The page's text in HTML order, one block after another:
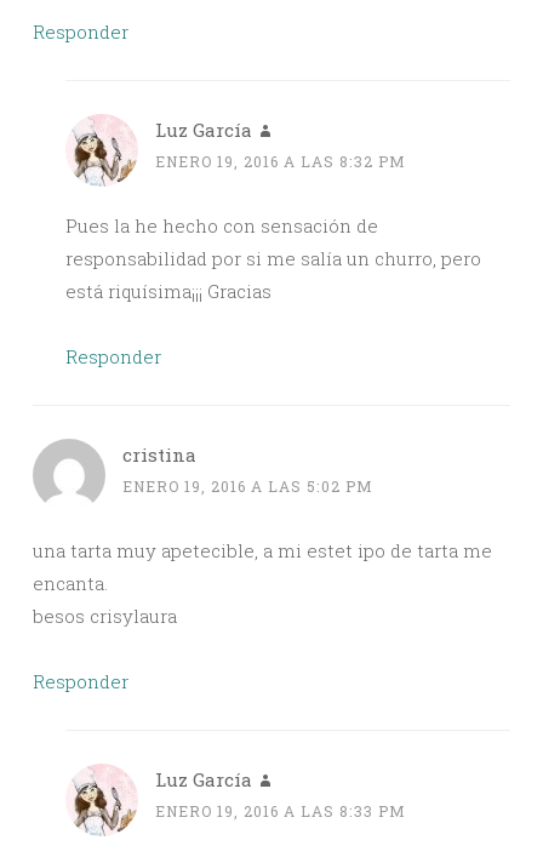
Responder
Luz García
ENERO 19, 2016 A LAS 8:32 PM
Pues la he hecho con sensación de
responsabilidad por si me salía un churro, pero
está riquísima¡¡¡ Gracias
Responder
cristina
ENERO 19, 2016 A LAS 5:02 PM
una tarta muy apetecible, a mi estet ipo de tarta me
encanta.
besos crisylaura
Responder
Luz García
ENERO 19, 2016 A LAS 8:33 PM